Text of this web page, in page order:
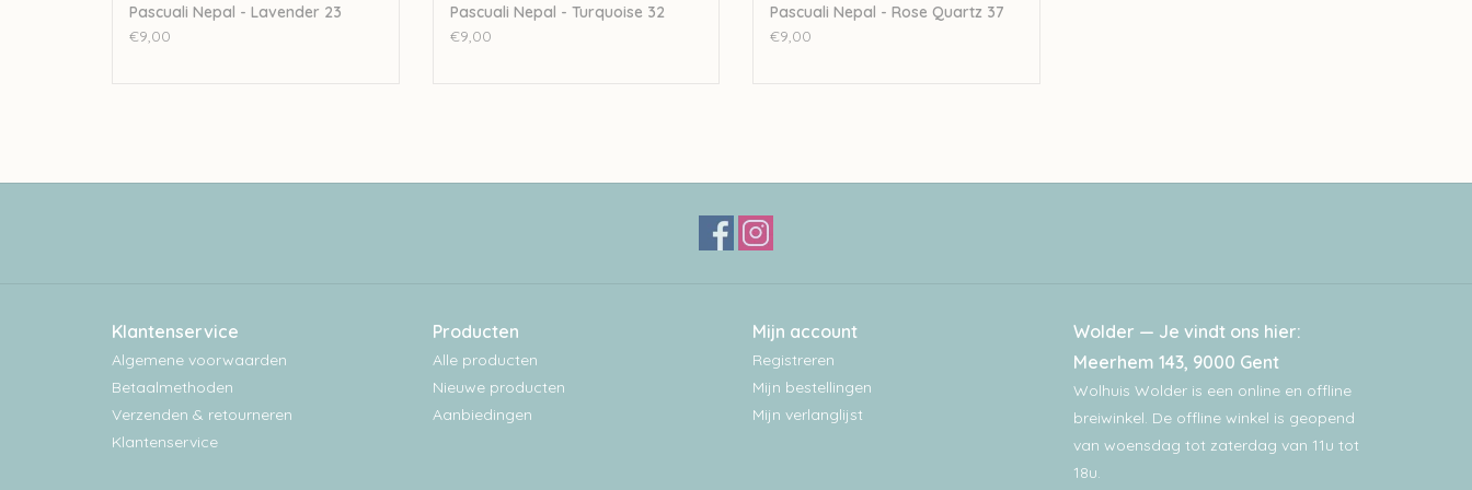
Pascuali Nepal - Lavender 23
€9,00
Pascuali Nepal - Turquoise 32
€9,00
Pascuali Nepal - Rose Quartz 37
€9,00
Klantenservice
Algemene voorwaarden
Betaalmethoden
Verzenden & retourneren
Klantenservice
Producten
Alle producten
Nieuwe producten
Aanbiedingen
Mijn account
Registreren
Mijn bestellingen
Mijn verlanglijst
Wolder — Je vindt ons hier:
Meerhem 143, 9000 Gent
Wolhuis Wolder is een online en offline
breiwinkel. De offline winkel is geopend
van woensdag tot zaterdag van 11u tot
18u.